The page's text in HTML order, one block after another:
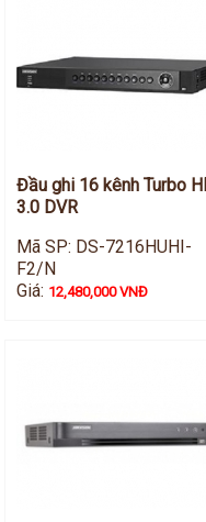
Đầu ghi 16 kênh Turbo
3.0 DVR
Mã SP: DS-7216HUHI-
F2/N
Giá: 12,480,000 VNĐ